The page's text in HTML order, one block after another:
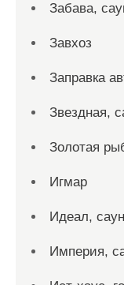
Забава,
Завхоз
Заправка
Звездная,
Золотая
Игмар
Идеал,
Империя,